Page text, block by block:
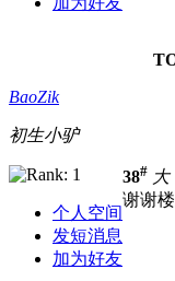
BaoZik
初生小驴
个人空间
发短消息
加为好友
38# 大
谢谢